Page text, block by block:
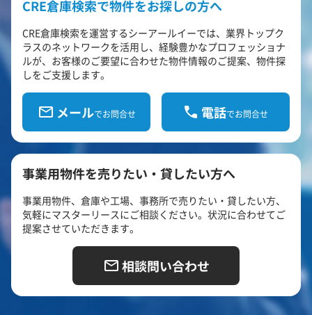
CRE倉庫検索で物件をお探しの方へ
CRE倉庫検索を運営するシーアールイーでは、業界トップク
ラスのネットワークを活用し、経験豊かなプロフェッショナ
ルが、お客様のご要望に合わせた物件情報のご提案、物件探
しをご支援します。
メールでお問合せ 電話でお問合せ
事業用物件を売りたい・貸したい方へ
事業用物件、倉庫や工場、事務所で売りたい・貸したい方、
気軽にマスターリースにご相談ください。状況に合わせてご
提案させていただきます。
相談問い合わせ